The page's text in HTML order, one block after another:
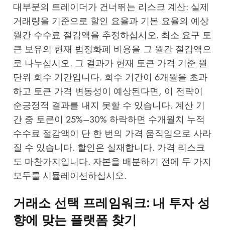
대부분의 트레이더가 건너뛰는 리스크 계산: 실제
거래량을 기준으로 할인 요율과 기본 요율의 예상
월간 수수료 절감액을 추정하십시오. 최소 요구 토
큰 보유의 현재 법정화폐 비용을 그 월간 절감액으
로 나누십시오. 그 결과가 현재 토큰 가격 기준 월
단위 회수 기간입니다. 회수 기간이 6개월을 초과
하고 토큰 가격 변동성이 예상된다면, 이 전략이
순긍정적 결과를 내지 못할 수 있습니다. 계산 기
간 중 토큰이 25%–30% 하락하면 수개월치 누적
수수료 절감액이 단 한 번의 가격 움직임으로 사라
질 수 있습니다. 할인은 실재합니다. 가격 리스크
도 마찬가지입니다. 자본을 배분하기 전에 두 가지
모두를 시뮬레이션하십시오.
거래소 선택 프레임워크: 내 투자 성
향에 맞는 플랫폼 찾기